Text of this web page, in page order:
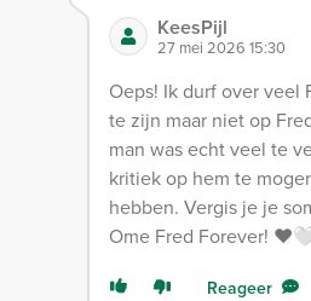
KeesPijl
27 mei 2026 15:30
Oeps! Ik durf over veel
te zijn maar niet op
man was echt veel te
kritiek op hem te
hebben. Vergis je je
Ome Fred Forever!
Reageer